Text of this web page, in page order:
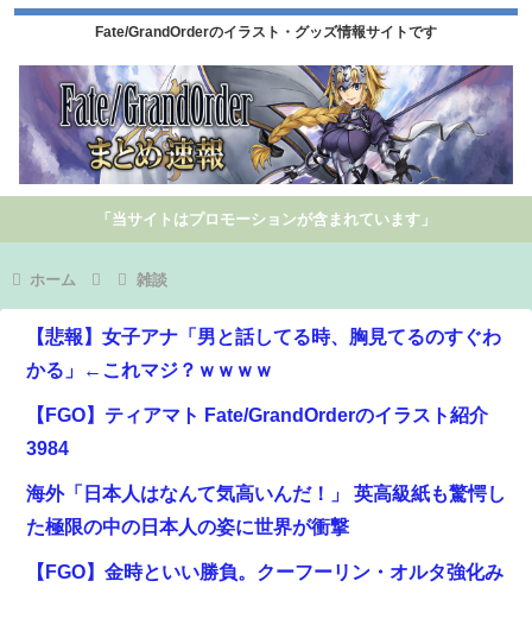
Fate/GrandOrderのイラスト・グッズ情報サイトです
「当サイトはプロモーションが含まれています」
ホーム 雑談
【悲報】女子アナ「男と話してる時、胸見てるのすぐわ
かる」←これマジ？ｗｗｗｗ
【FGO】ティアマト Fate/GrandOrderのイラスト紹介
3984
海外「日本人はなんて気高いんだ！」 英高級紙も驚愕し
た極限の中の日本人の姿に世界が衝撃
【FGO】金時といい勝負。クーフーリン・オルタ強化み